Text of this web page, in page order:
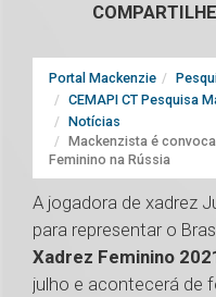
Portal Mackenzie
CEMAPI CT Pesquisa
Notícias
Mackenzista é
Feminino na Rússia
A jogadora de xadrez
para representar o
Xadrez Feminino
julho e acontecerá de